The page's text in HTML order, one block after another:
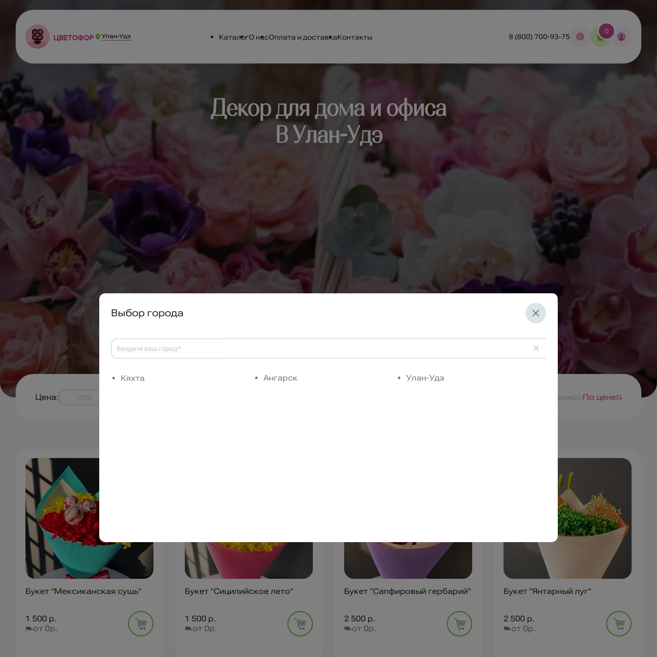
Улан-Удэ КаталогО насОплата и доставкаКонтакты 8 (800) 700-93-75
0
Декор для дома и офиса
В Улан-Удэ
Цена: По названию По цене
Букет "Мексиканская сушь"
1 500 р.
от 0р.
Букет "Сицилийское лето"
1 500 р.
от 0р.
Букет "Сапфировый гербарий"
2 500 р.
от 0р.
Букет "Янтарный луг"
2 500 р.
от 0р.
Выбор города
Кяхта Ангарск Улан-Удэ